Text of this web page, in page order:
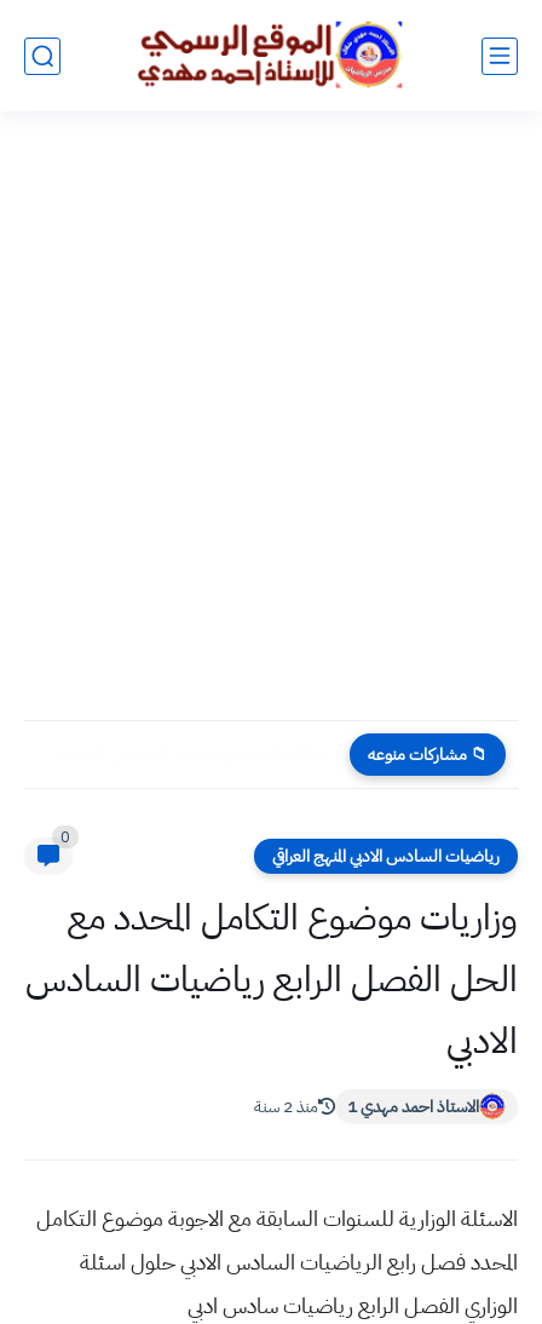
📁 مشاركات منوعه
رياضيات السادس الادبي المنهج العراقي
0
وزاريات موضوع التكامل المحدد مع
الحل الفصل الرابع رياضيات السادس
الادبي
الاستاذ احمد مهدي 1 منذ 2 سنة
الاسئلة الوزارية للسنوات السابقة مع الاجوبة موضوع التكامل
المحدد فصل رابع الرياضيات السادس الادبي حلول اسئلة
الوزاري الفصل الرابع رياضيات سادس ادبي